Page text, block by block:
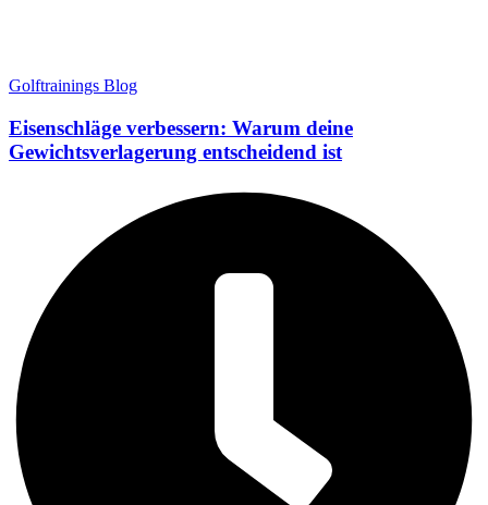
Golftrainings Blog
Eisenschläge verbessern: Warum deine
Gewichtsverlagerung entscheidend ist